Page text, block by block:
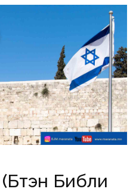
Библи